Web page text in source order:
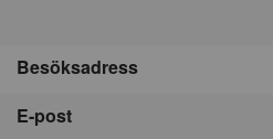
Besöksadress
E-post